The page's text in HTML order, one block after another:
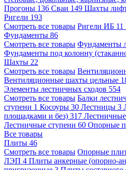
Прогоны 136 Сваи 149 Шахты
Ригели 193
Смотреть все товары Ригели ИБ 11
Фундаменты 86
Смотреть все товары Фундаменты
Фундаменты под колонну
Шахты 22
Смотреть все товары
Вентиляционные шахты цельные
Элементы лестничных сходов 554
Смотреть все товары Балки
ступени 1 Косоуры 30 Лестницы 3
площадками и без) 317
Лестничные ступени 60 Опорные
Все товары
Плиты 46
Смотреть все товары Опорные
ЛЭП 4 Плиты анкерные (опорно-